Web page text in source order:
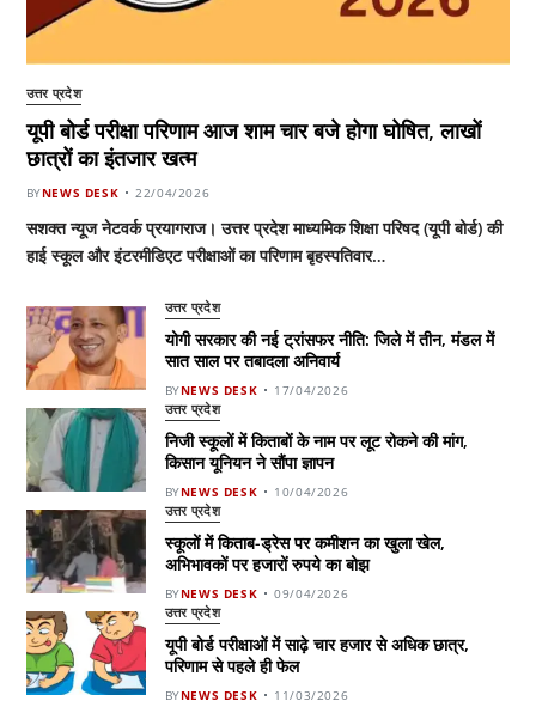
उत्तर प्रदेश
यूपी बोर्ड परीक्षा परिणाम आज शाम चार बजे होगा घोषित, लाखों
छात्रों का इंतजार खत्म
BYNEWS DESK 22/04/2026
सशक्त न्यूज नेटवर्क प्रयागराज। उत्तर प्रदेश माध्यमिक शिक्षा परिषद (यूपी बोर्ड) की
हाई स्कूल और इंटरमीडिएट परीक्षाओं का परिणाम बृहस्पतिवार…
उत्तर प्रदेश
योगी सरकार की नई ट्रांसफर नीति: जिले में तीन, मंडल में
सात साल पर तबादला अनिवार्य
BYNEWS DESK 17/04/2026
उत्तर प्रदेश
निजी स्कूलों में किताबों के नाम पर लूट रोकने की मांग,
किसान यूनियन ने सौंपा ज्ञापन
BYNEWS DESK 10/04/2026
उत्तर प्रदेश
स्कूलों में किताब-ड्रेस पर कमीशन का खुला खेल,
अभिभावकों पर हजारों रुपये का बोझ
BYNEWS DESK 09/04/2026
उत्तर प्रदेश
यूपी बोर्ड परीक्षाओं में साढ़े चार हजार से अधिक छात्र,
परिणाम से पहले ही फेल
BYNEWS DESK 11/03/2026